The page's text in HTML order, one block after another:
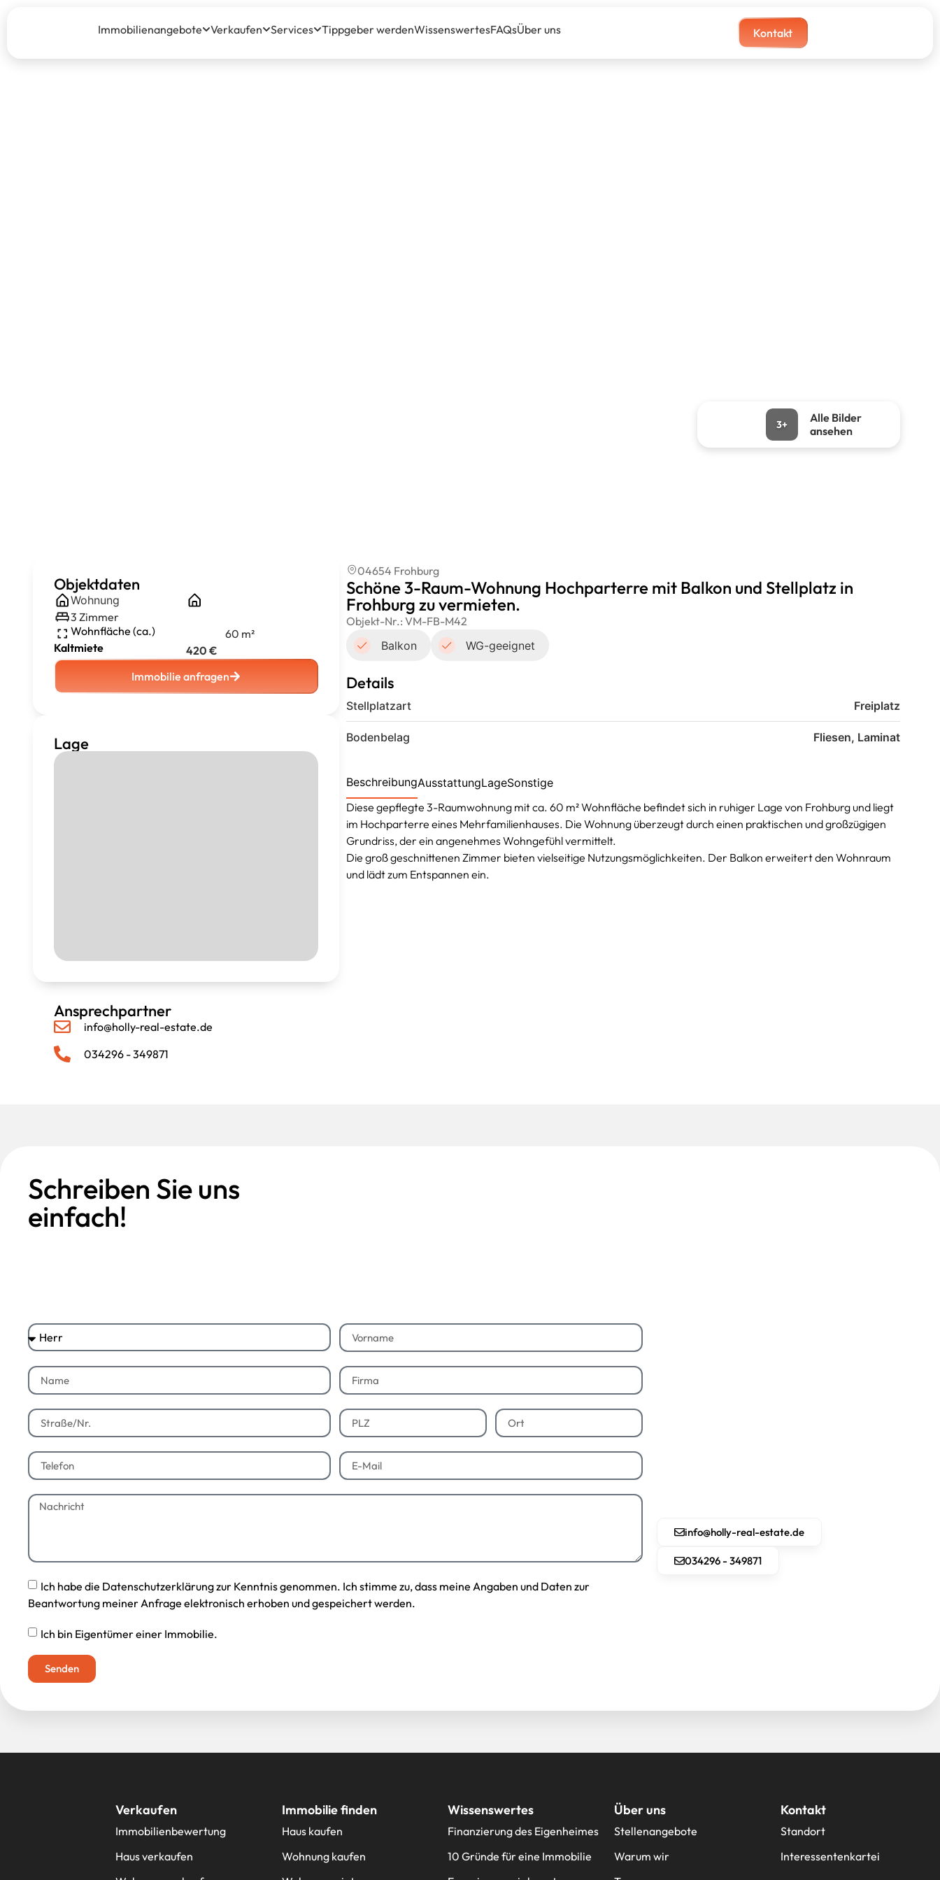
Immobilienangebote Verkaufen Services Tippgeber werdenWissenswertesFAQsÜber uns Kontakt
3+
Alle Bilder
ansehen
Objektdaten
Wohnung
3 Zimmer
Wohnfläche (ca.)
60 m²
Kaltmiete
420 €
Immobilie anfragen
Lage
Ansprechpartner
info@holly-real-estate.de
034296 - 349871
04654 Frohburg
Schöne 3-Raum-Wohnung Hochparterre mit Balkon und Stellplatz in
Frohburg zu vermieten.
Objekt-Nr.: VM-FB-M42
Balkon
WG-geeignet
Details
Stellplatzart Freiplatz
Bodenbelag Fliesen, Laminat
BeschreibungAusstattungLageSonstige
Diese gepflegte 3-Raumwohnung mit ca. 60 m² Wohnfläche befindet sich in ruhiger Lage von Frohburg und liegt
im Hochparterre eines Mehrfamilienhauses. Die Wohnung überzeugt durch einen praktischen und großzügigen
Grundriss, der ein angenehmes Wohngefühl vermittelt.
Die groß geschnittenen Zimmer bieten vielseitige Nutzungsmöglichkeiten. Der Balkon erweitert den Wohnraum
und lädt zum Entspannen ein.
Schreiben Sie uns
einfach!
Ich habe die Datenschutzerklärung zur Kenntnis genommen. Ich stimme zu, dass meine Angaben und Daten zur
Beantwortung meiner Anfrage elektronisch erhoben und gespeichert werden.
Ich bin Eigentümer einer Immobilie.
Senden
info@holly-real-estate.de
034296 - 349871
Verkaufen
Immobilienbewertung
Haus verkaufen
Immobilie finden
Haus kaufen
Wohnung kaufen
Wissenswertes
Finanzierung des Eigenheimes
10 Gründe für eine Immobilie
Über uns
Stellenangebote
Warum wir
Kontakt
Standort
Interessentenkartei